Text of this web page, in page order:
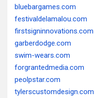
bluebargames.com
festivaldelamalou.com
firstsigninnovations.com
garberdodge.com
swim-wears.com
forgrantedmedia.com
peolpstar.com
tylerscustomdesign.com